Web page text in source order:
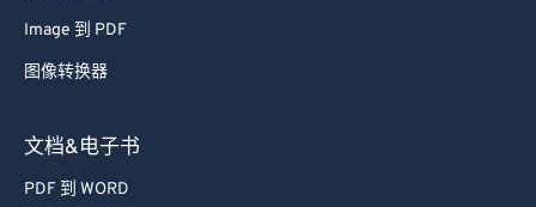
Image 到 PDF
图像转换器
文档&电子书
PDF 到 WORD